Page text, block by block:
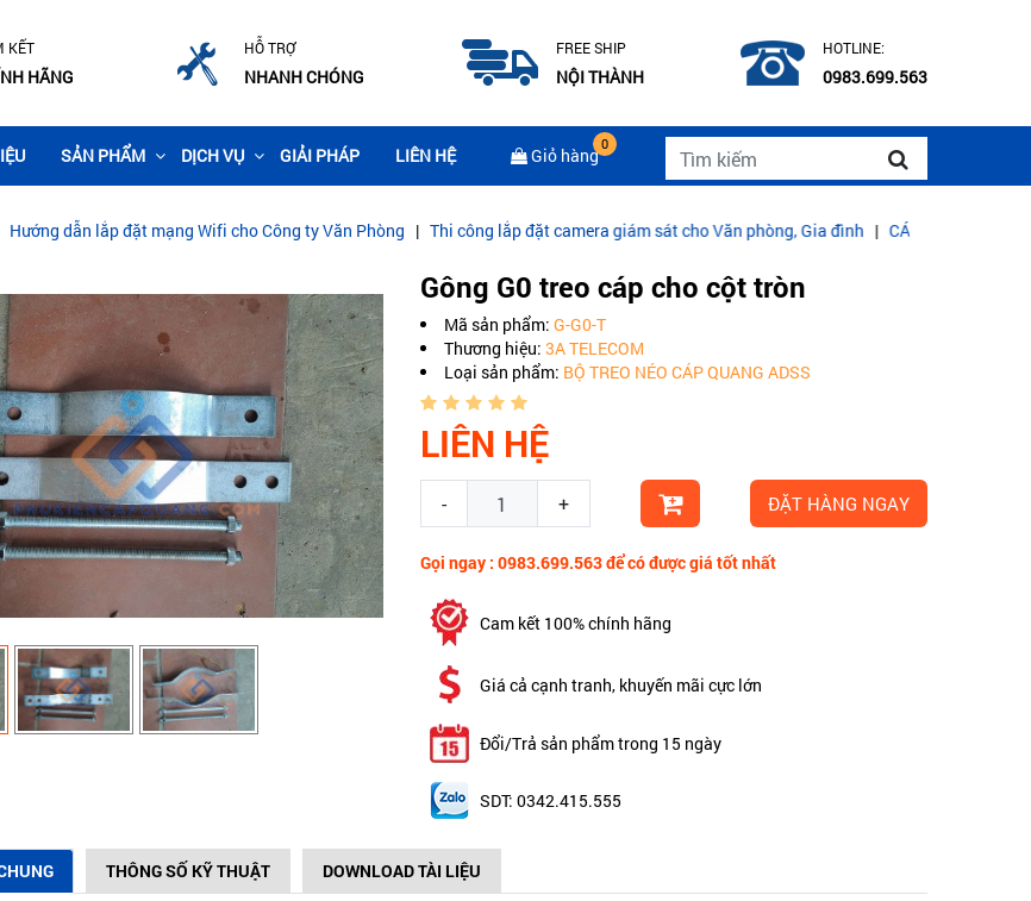
KẾT
HÃNG
HỖ TRỢ
NHANH CHÓNG
FREE SHIP
NỘI THÀNH
HOTLINE:
0983.699.563
SẢN PHẨM DỊCH VỤ GIẢI PHÁP LIÊN HỆ Giỏ hàng
0
lắp đặt mạng Wifi cho Công ty Văn Phòng|Thi công lắp đặt camera giám sát cho Văn phòng, Gia đình|CÁP QUANG COMMSCOPE
Gông G0 treo cáp cho cột tròn
Mã sản phẩm: G-G0-T
Thương hiệu: 3A TELECOM
Loại sản phẩm: BỘ TREO NÉO CÁP QUANG ADSS
LIÊN HỆ
- + ĐẶT HÀNG NGAY
Gọi ngay : 0983.699.563 để có được giá tốt nhất
Cam kết 100% chính hãng
Giá cả cạnh tranh, khuyến mãi cực lớn
Đổi/Trả sản phẩm trong 15 ngày
SDT: 0342.415.555
THÔNG SỐ KỸ THUẬT DOWNLOAD TÀI LIỆU